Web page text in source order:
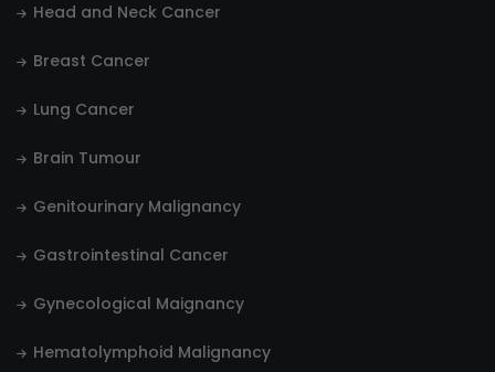
Head and Neck Cancer
Breast Cancer
Lung Cancer
Brain Tumour
Genitourinary Malignancy
Gastrointestinal Cancer
Gynecological Maignancy
Hematolymphoid Malignancy